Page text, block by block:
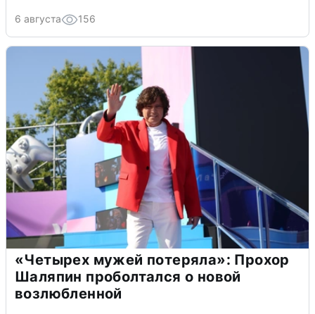
6 августа 156
«Четырех мужей потеряла»: Прохор
Шаляпин проболтался о новой
возлюбленной